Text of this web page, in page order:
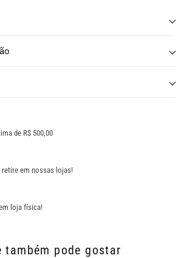
de R$ 500,00
em nossas lojas!
loja física!
também pode gostar